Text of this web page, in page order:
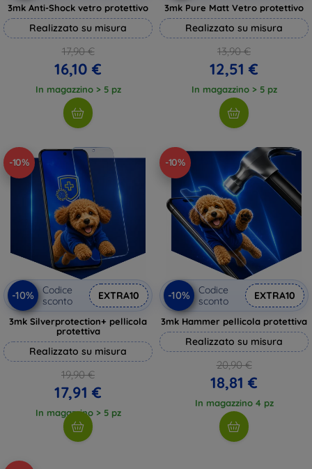
3mk Anti-Shock vetro protettivo
Realizzato su misura
17,90 €
16,10 €
In magazzino > 5 pz
3mk Pure Matt Vetro protettivo
Realizzato su misura
13,90 €
12,51 €
In magazzino > 5 pz
-10%
-10%
Codice
sconto
EXTRA10
3mk Silverprotection+ pellicola
protettiva
Realizzato su misura
19,90 €
17,91 €
In magazzino > 5 pz
-10%
-10%
Codice
sconto
EXTRA10
3mk Hammer pellicola protettiva
Realizzato su misura
20,90 €
18,81 €
In magazzino 4 pz